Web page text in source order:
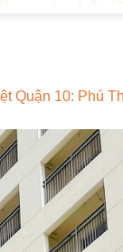
Quận 10: Phú